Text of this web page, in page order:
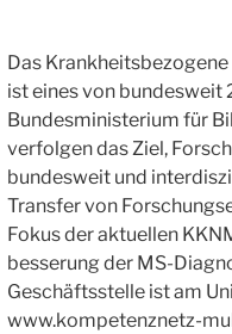
Das
ist eines von bundesweit
Bundesministerium für
verfolgen das Ziel,
bundesweit und
Transfer von
Fokus der aktuellen
besserung der MS-
Geschäftsstelle ist am
www.kompetenznetz-